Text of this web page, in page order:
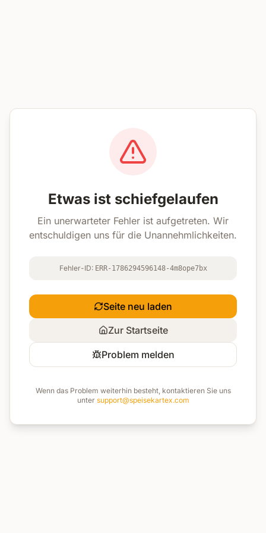
Etwas ist schiefgelaufen
Ein unerwarteter Fehler ist aufgetreten. Wir
entschuldigen uns für die Unannehmlichkeiten.
Fehler-ID: ERR-1786294596148-4m8ope7bx
Seite neu laden
Zur Startseite
Problem melden
Wenn das Problem weiterhin besteht, kontaktieren Sie uns
unter support@speisekartex.com